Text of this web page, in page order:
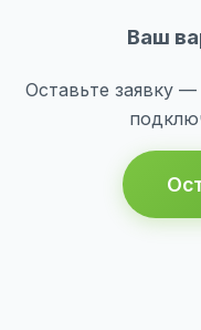
Ваш
Оставьте заявку